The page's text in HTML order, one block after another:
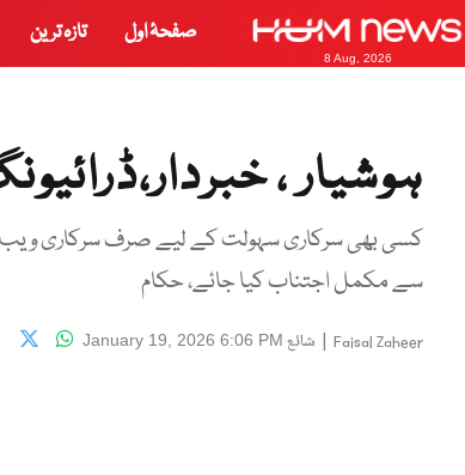
8 Aug, 2026
صفحۂ اول تازہ ترین
ہوشیار ،
کسی بھی سرکاری سہولت کے لیے صرف سرکاری ویب
سے مکمل اجتناب کیا جائے، حکام
Faisal Zaheer
| شائع January 19, 2026 6:06 PM